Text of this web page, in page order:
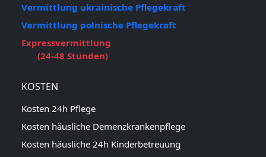
Vermittlung ukrainische Pflegekraft
Vermittlung polnische Pflegekraft
Expressvermittlung
(24-48 Stunden)
KOSTEN
Kosten 24h Pflege
Kosten häusliche Demenzkrankenpflege
Kosten häusliche 24h Kinderbetreuung